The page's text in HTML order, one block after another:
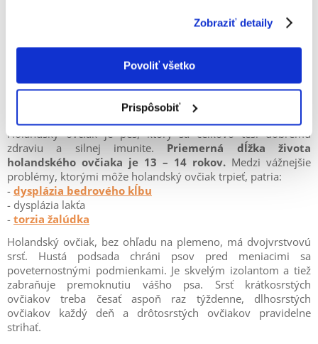
Zobraziť detaily
Povoliť všetko
Prispôsobiť
Holandský ovčiak – zdravie a starostlivosť
Holandský ovčiak je pes, ktorý sa celkovo teší dobrému
zdraviu a silnej imunite. Priemerná dĺžka života
holandského ovčiaka je 13 – 14 rokov. Medzi vážnejšie
problémy, ktorými môže holandský ovčiak trpieť, patria:
- dysplázia bedrového kĺbu
- dysplázia lakťa
- torzia žalúdka
Holandský ovčiak, bez ohľadu na plemeno, má dvojvrstvovú
srsť. Hustá podsada chráni psov pred meniacimi sa
poveternostnými podmienkami. Je skvelým izolantom a tiež
zabraňuje premoknutiu vášho psa. Srsť krátkosrstých
ovčiakov treba česať aspoň raz týždenne, dlhosrstých
ovčiakov každý deň a drôtosrstých ovčiakov pravidelne
strihať.